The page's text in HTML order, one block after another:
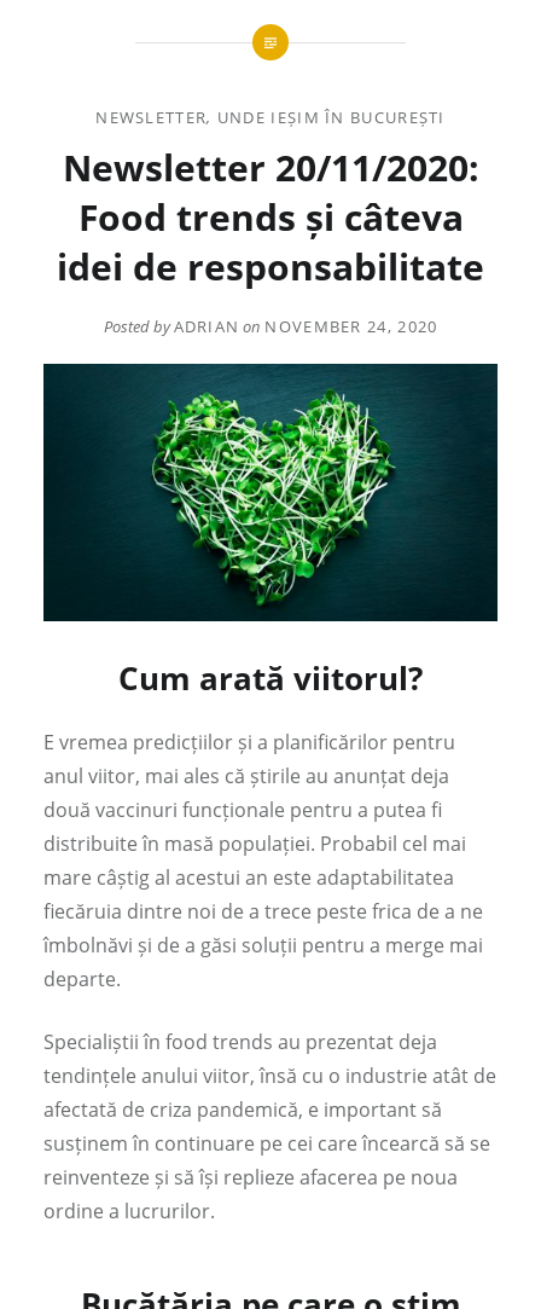
NEWSLETTER, UNDE IEȘIM ÎN BUCUREȘTI
Newsletter 20/11/2020:
Food trends și câteva
idei de responsabilitate
Posted byADRIAN on NOVEMBER 24, 2020
Cum arată viitorul?
E vremea predicțiilor și a planificărilor pentru
anul viitor, mai ales că știrile au anunțat deja
două vaccinuri funcționale pentru a putea fi
distribuite în masă populației. Probabil cel mai
mare câștig al acestui an este adaptabilitatea
fiecăruia dintre noi de a trece peste frica de a ne
îmbolnăvi și de a găsi soluții pentru a merge mai
departe.
Specialiștii în food trends au prezentat deja
tendințele anului viitor, însă cu o industrie atât de
afectată de criza pandemică, e important să
susținem în continuare pe cei care încearcă să se
reinventeze și să își replieze afacerea pe noua
ordine a lucrurilor.